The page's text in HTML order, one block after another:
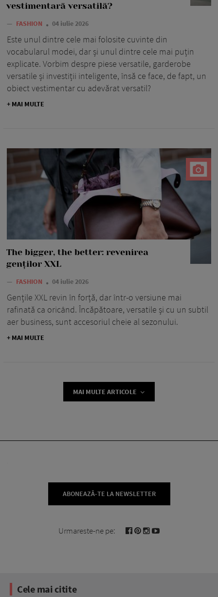
vestimentară versatilă?
— FASHION 04 iulie 2026
Este unul dintre cele mai folosite cuvinte din
vocabularul modei, dar și unul dintre cele mai puțin
explicate. Vorbim despre piese versatile, garderobe
versatile și investiții inteligente, însă ce face, de fapt, un
obiect vestimentar cu adevărat versatil?
+ MAI MULTE
The bigger, the better: revenirea
genților XXL
— FASHION 04 iulie 2026
Gențile XXL revin în forță, dar într-o versiune mai
rafinată ca oricând. Încăpătoare, versatile și cu un subtil
aer business, sunt accesoriul cheie al sezonului.
+ MAI MULTE
MAI MULTE ARTICOLE
ABONEAZĂ-TE LA NEWSLETTER
Urmareste-ne pe:
Cele mai citite